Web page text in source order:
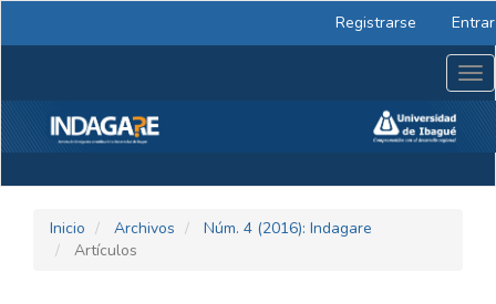
lateral
Registrarse Entrar
Inicio Archivos
Núm. 4 (2016): Indagare
Artículos